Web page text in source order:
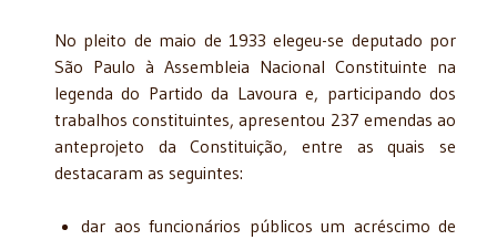
No pleito de maio de 1933 elegeu-se deputado por
São Paulo à Assembleia Nacional Constituinte na
legenda do Partido da Lavoura e, participando dos
trabalhos constituintes, apresentou 237 emendas ao
anteprojeto da Constituição, entre as quais se
destacaram as seguintes:
dar aos funcionários públicos um acréscimo de